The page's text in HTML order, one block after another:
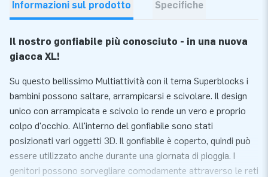
Informazioni sul prodotto Specifiche
Il nostro gonfiabile più conosciuto - in una nuova
giacca XL!
Su questo bellissimo Multiattività con il tema Superblocks i
bambini possono saltare, arrampicarsi e scivolare. Il design
unico con arrampicata e scivolo lo rende un vero e proprio
colpo d'occhio. All'interno del gonfiabile sono stati
posizionati vari oggetti 3D. Il gonfiabile è coperto, quindi può
essere utilizzato anche durante una giornata di pioggia. I
genitori possono sorvegliare comodamente attraverso le reti